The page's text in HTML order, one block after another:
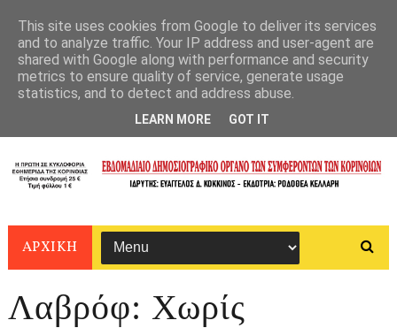
ΑΡΧΙΚΗ
Λαβρόφ: Χωρίς
This site uses cookies from Google to deliver its services
and to analyze traffic. Your IP address and user-agent are
shared with Google along with performance and security
metrics to ensure quality of service, generate usage
statistics, and to detect and address abuse.
LEARN MORE GOT IT